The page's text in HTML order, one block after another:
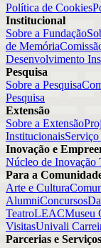
Política de Cookies
Institucional
Sobre a Fundação
de Memória
Desenvolvimento
Pesquisa
Sobre a Pesquisa
Pesquisa
Extensão
Sobre a Extensão
Institucionais
Inovação e
Núcleo de Inovação
Para a
Arte e Cultura
AlumniConcursos
TeatroLEACMuseu
VisitasUnivali
Parcerias e Serviços